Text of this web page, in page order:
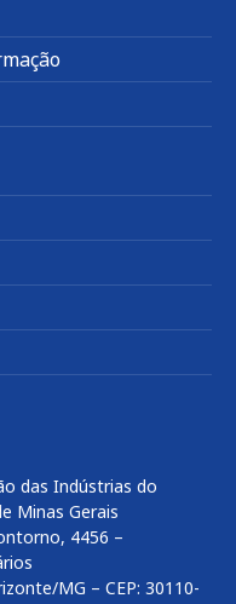
das Indústrias do
Minas Gerais
4456 –
MG – CEP: 30110-